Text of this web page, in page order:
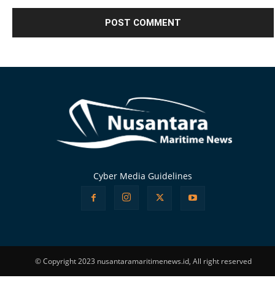
Cyber Media Guidelines
© Copyright 2023 nusantaramaritimenews.id, All right reserved